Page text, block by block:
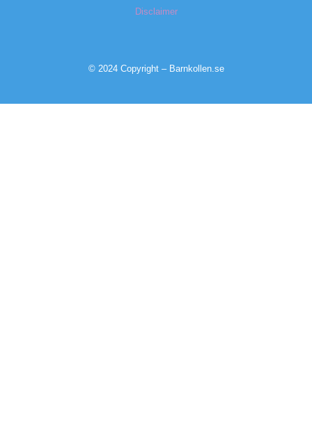
Disclaimer
© 2024 Copyright – Barnkollen.se